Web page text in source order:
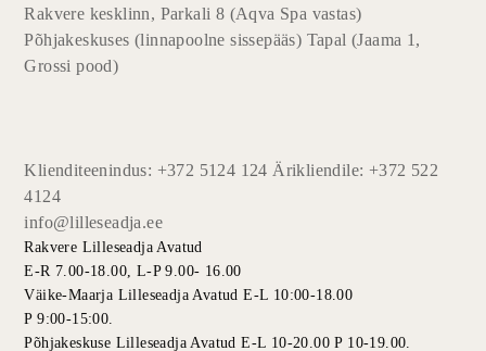
Rakvere kesklinn, Parkali 8 (Aqva Spa vastas)
Põhjakeskuses (linnapoolne sissepääs) Tapal (Jaama 1,
Grossi pood)
Klienditeenindus: +372 5124 124 Ärikliendile: +372 522
4124
info@lilleseadja.ee
Rakvere Lilleseadja Avatud
E-R 7.00-18.00, L-P 9.00- 16.00
Väike-Maarja Lilleseadja Avatud E-L 10:00-18.00
P 9:00-15:00.
Põhjakeskuse Lilleseadja Avatud E-L 10-20.00 P 10-19.00.